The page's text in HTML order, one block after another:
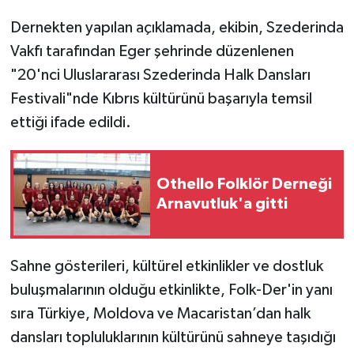
Dernekten yapılan açıklamada, ekibin, Szederinda
Vakfı tarafından Eger şehrinde düzenlenen
"20'nci Uluslararası Szederinda Halk Dansları
Festivali"nde Kıbrıs kültürünü başarıyla temsil
ettiği ifade edildi.
Othello Folklör Derneği
Arnavutluk'a gitti
Sahne gösterileri, kültürel etkinlikler ve dostluk
buluşmalarının olduğu etkinlikte, Folk-Der'in yanı
sıra Türkiye, Moldova ve Macaristan’dan halk
dansları topluluklarının kültürünü sahneye taşıdığı